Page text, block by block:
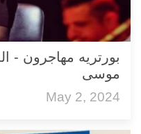
بورتريه مهاجرون -
موسى
May 2, 2024